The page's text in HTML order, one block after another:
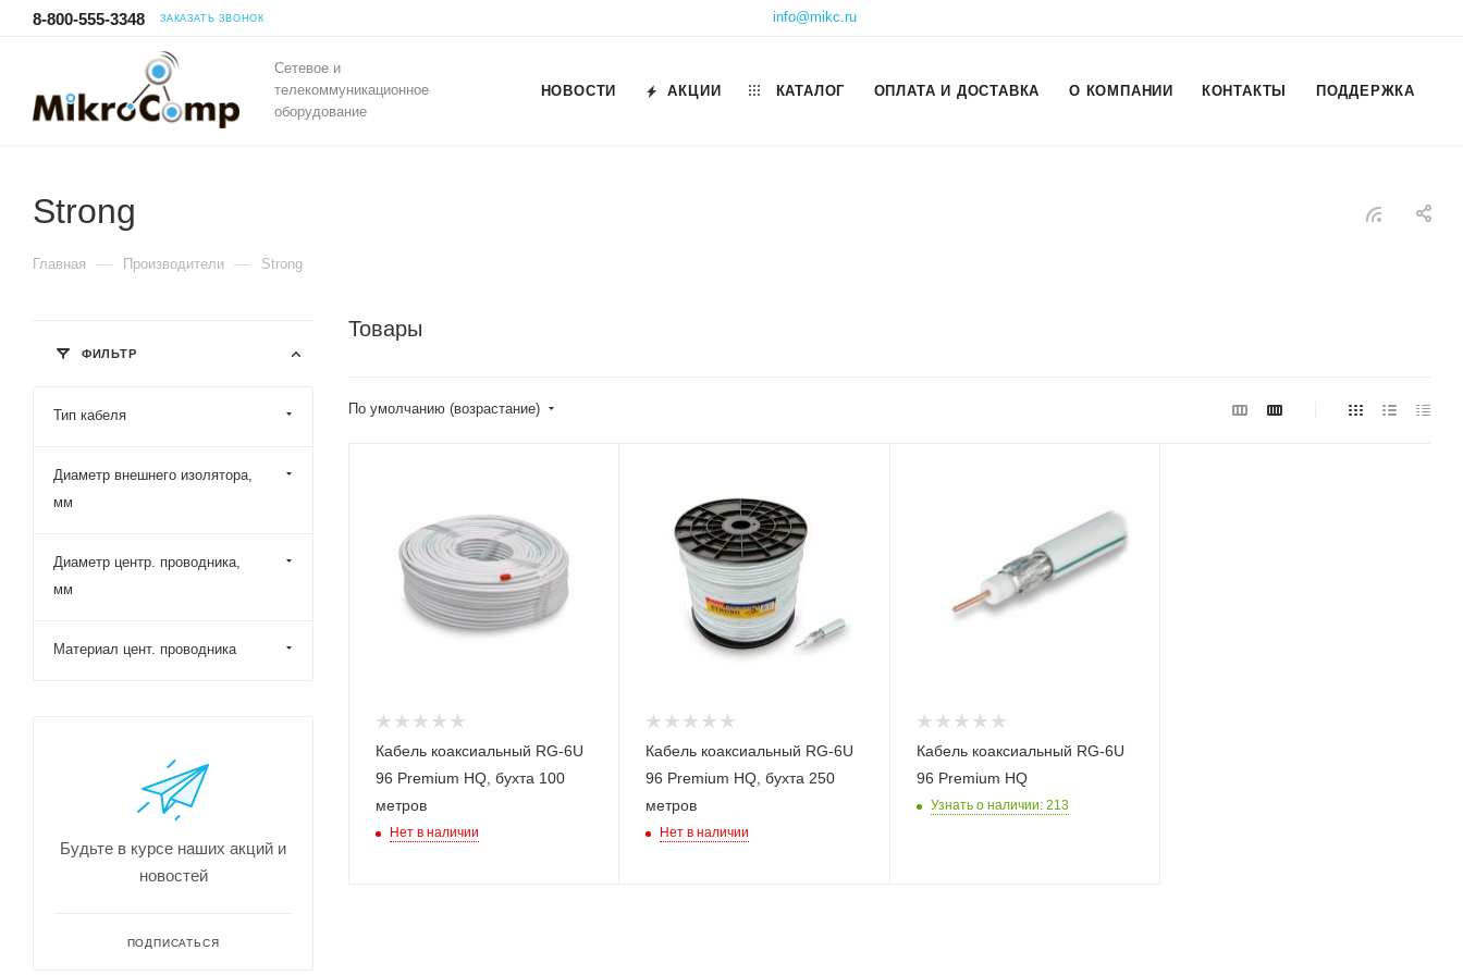
8-800-555-3348 ЗАКАЗАТЬ ЗВОНОК info@mikc.ru
Сетевое и
телекоммуникационное
оборудование
НОВОСТИ АКЦИИ КАТАЛОГ ОПЛАТА И ДОСТАВКА О КОМПАНИИ КОНТАКТЫ ПОДДЕРЖКА
Strong
Главная — Производители — Strong
Товары
По умолчанию (возрастание)
Кабель коаксиальный RG-6U
96 Premium HQ, бухта 100
метров
Нет в наличии
Кабель коаксиальный RG-6U
96 Premium HQ, бухта 250
метров
Нет в наличии
Кабель коаксиальный RG-6U
96 Premium HQ
Узнать о наличии: 213
ФИЛЬТР
Тип кабеля
Диаметр внешнего изолятора,
мм
Диаметр центр. проводника,
мм
Материал цент. проводника
Будьте в курсе наших акций и
новостей
ПОДПИСАТЬСЯ